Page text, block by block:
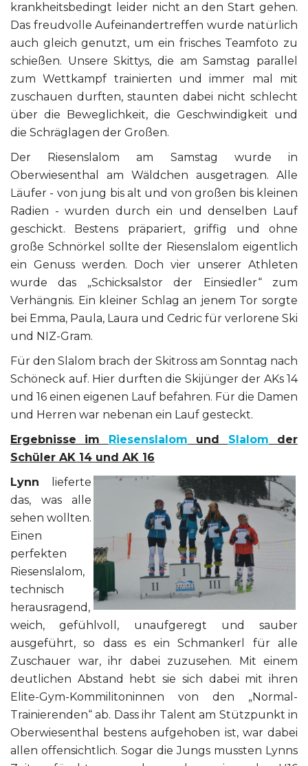
krankheitsbedingt leider nicht an den Start gehen.
Das freudvolle Aufeinandertreffen wurde natürlich
auch gleich genutzt, um ein frisches Teamfoto zu
schießen. Unsere Skittys, die am Samstag parallel
zum Wettkampf trainierten und immer mal mit
zuschauen durften, staunten dabei nicht schlecht
über die Beweglichkeit, die Geschwindigkeit und
die Schräglagen der Großen.
Der Riesenslalom am Samstag wurde in
Oberwiesenthal am Wäldchen ausgetragen. Alle
Läufer - von jung bis alt und von großen bis kleinen
Radien - wurden durch ein und denselben Lauf
geschickt. Bestens präpariert, griffig und ohne
große Schnörkel sollte der Riesenslalom eigentlich
ein Genuss werden. Doch vier unserer Athleten
wurde das „Schicksalstor der Einsiedler“ zum
Verhängnis. Ein kleiner Schlag an jenem Tor sorgte
bei Emma, Paula, Laura und Cedric für verlorene Ski
und NIZ-Gram.
Für den Slalom brach der Skitross am Sonntag nach
Schöneck auf. Hier durften die Skijünger der AKs 14
und 16 einen eigenen Lauf befahren. Für die Damen
und Herren war nebenan ein Lauf gesteckt.
Ergebnisse im
Riesenslalom und Slalom der
Schüler AK 14 und AK 16
Lynn lieferte
das, was alle
sehen wollten.
Einen
perfekten
Riesenslalom,
technisch
herausragend,
weich, gefühlvoll, unaufgeregt und sauber
ausgeführt, so dass es ein Schmankerl für alle
Zuschauer war, ihr dabei zuzusehen. Mit einem
deutlichen Abstand hebt sie sich dabei mit ihren
Elite-Gym-Kommilitoninnen von den „Normal-
Trainierenden“ ab. Dass ihr Talent am Stützpunkt in
Oberwiesenthal bestens aufgehoben ist, war dabei
allen offensichtlich. Sogar die Jungs mussten Lynns